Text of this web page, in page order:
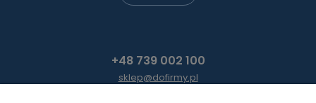
+48 739 002 100
sklep@dofirmy.pl